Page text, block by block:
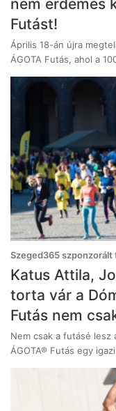
nem érdemes
Futást!
Április 18-án újra
ÁGOTA Futás, ahol a
Szeged365 szponzorált
Katus Attila,
torta vár a
Futás nem
Nem csak a futásé lesz
ÁGOTA® Futás egy